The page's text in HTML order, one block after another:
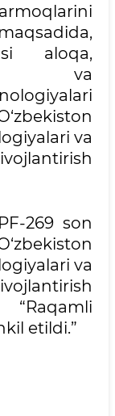
aloqa,
va
va
269 son
va
etildi.”